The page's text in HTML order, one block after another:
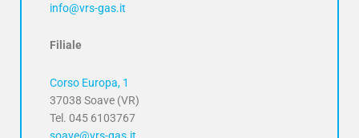
info@vrs-gas.it
Filiale
Corso Europa, 1
37038 Soave (VR)
Tel. 045 6103767
soave@vrs-gas.it